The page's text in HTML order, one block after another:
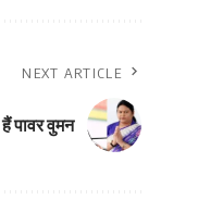
NEXT ARTICLE
पावर वुमन